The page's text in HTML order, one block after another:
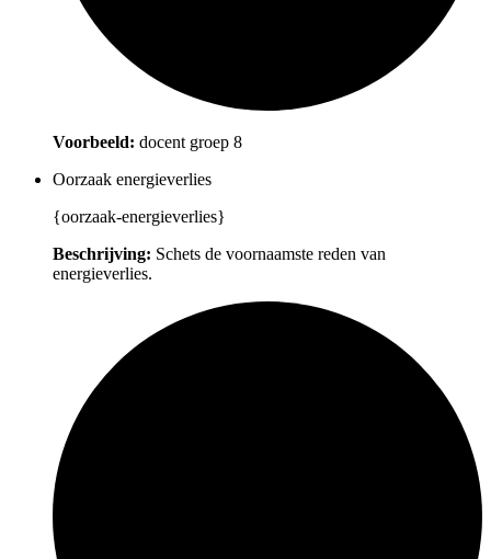
Voorbeeld: docent groep 8
Oorzaak energieverlies
{oorzaak-energieverlies}
Beschrijving: Schets de voornaamste reden van
energieverlies.